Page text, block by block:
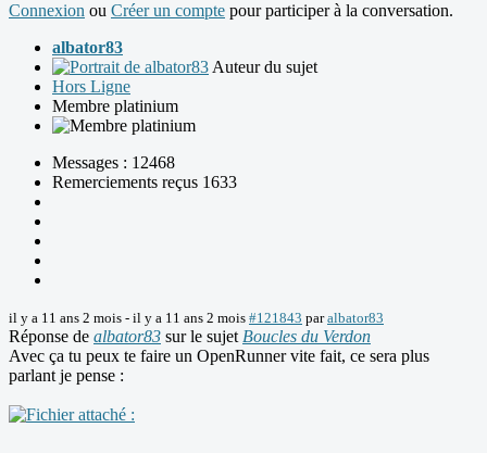
Connexion ou Créer un compte pour participer à la conversation.
albator83
Auteur du sujet
Hors Ligne
Membre platinium
Messages : 12468
Remerciements reçus 1633
il y a 11 ans 2 mois - il y a 11 ans 2 mois #121843 paralbator83
Réponse de albator83 sur le sujet Boucles du Verdon
Avec ça tu peux te faire un OpenRunner vite fait, ce sera plus
parlant je pense :